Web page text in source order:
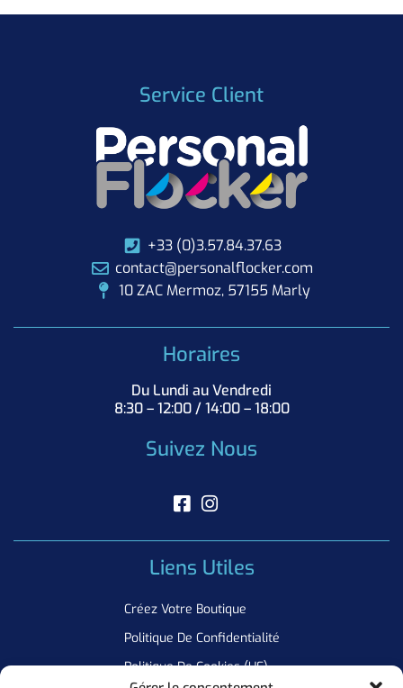
Service Client
+33 (0)3.57.84.37.63
contact@personalflocker.com
10 ZAC Mermoz, 57155 Marly
Horaires
Du Lundi au Vendredi
8:30 – 12:00 / 14:00 – 18:00
Suivez Nous
Liens Utiles
Créez Votre Boutique
Politique De Confidentialité
Politique De Cookies (UE)